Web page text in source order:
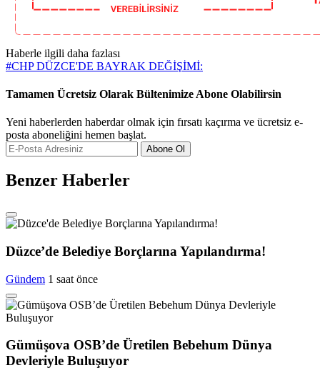
Haberle ilgili daha fazlası
#CHP DÜZCE'DE BAYRAK DEĞİŞİMİ:
Tamamen Ücretsiz Olarak Bültenimize Abone Olabilirsin
Yeni haberlerden haberdar olmak için fırsatı kaçırma ve ücretsiz e-
posta aboneliğini hemen başlat.
Abone Ol
Benzer Haberler
Düzce’de Belediye Borçlarına Yapılandırma!
Gündem 1 saat önce
Gümüşova OSB’de Üretilen Bebehum Dünya
Devleriyle Buluşuyor